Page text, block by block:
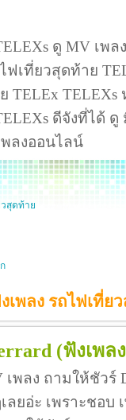
ดู MV เพ
ฟเที่ยวสุดท้าย
TELEx
ดีจังที่ได้
พลงออนไลน์
วสุดท้าย
เพลง รถไฟเที่ย
(ฟังเพล
พลง ถามให้ชัวร์
ลยอ่ะ เพราะชอบ